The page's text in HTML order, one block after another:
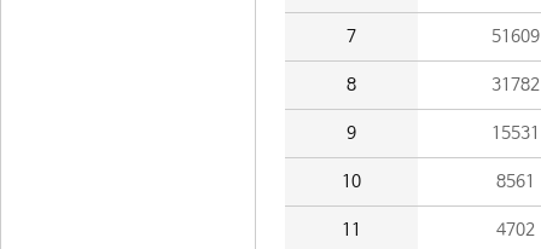
7 51609
8 31782
9 15531
10 8561
11 4702